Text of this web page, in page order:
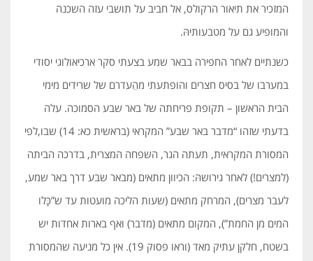
המזכיר את תיאור הרקולס, אל חביב על תושבי עזה השכנה
והמופיע גם על מטבעותיהּ.
כשנתיים לאחר החפירה בבאר שמע בצעתי סקר ארכיאולוגי יסודי
במערבו של בסיס חצרים והופתעתי מהֵעדרם של שרידים מימי
הבית הראשון – תקופת פריחתה של באר שבע הסמוכה. עלה
בדעתי שזהו “מדבר באר שבע” המקראי (בראשית כא: 14) שבו,לפי
המסורת המקראית, תעתה הגר, השפחה המצרית, בדרכה הביתה
(למצרים!) לאחר גירושהּ: הכיוון מתאים (מבאר שבע דרך באר שמע,
לעבר מצרים), המרחק מתאים (שעות הליכה מועטות עד ש”כָּלו
המים מן החמת”), המקום מתאים (מדבר) ואף בארות אחדות יש
בשטח, חלקן עתיק מאד (וראו פסוק 19). אין כל מניעה שהמסורת